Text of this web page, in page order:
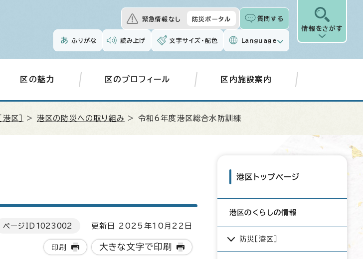
緊急情報なし 防災ポータル 質問する
ふりがな 読み上げ 文字サイズ・配色 Language
情報をさがす
区の魅力 区のプロフィール 区内施設案内
区］ > 港区の防災への取り組み > 令和6年度港区総合水防訓練
ページID 1023002 更新日 2025年10月22日
印刷 大きな文字で印刷
港区トップページ
港区のくらしの情報
防災［港区］